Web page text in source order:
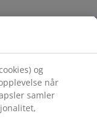
og
når
samler